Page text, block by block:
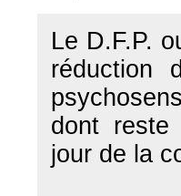
Le D.F.P.
réduction
dont
jour de la